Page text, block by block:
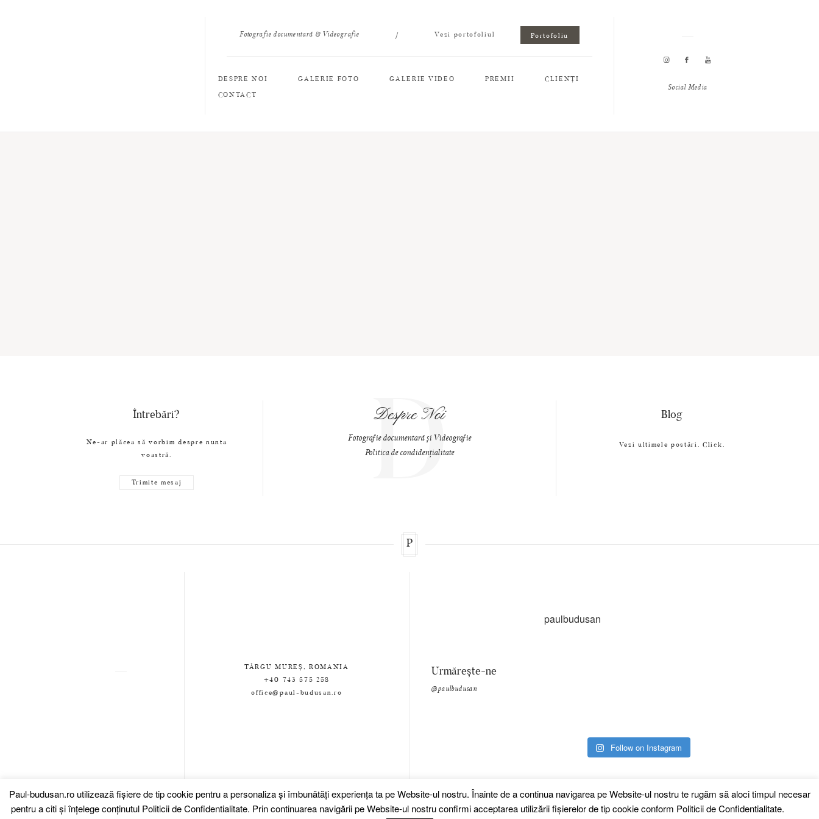
Fotografie documentară & Videografie / Vezi portofoliul Portofoliu
DESPRE NOI GALERIE FOTO GALERIE VIDEO PREMII CLIENȚI
CONTACT
Social Media
Întrebări?
Ne-ar plăcea să vorbim despre nunta
voastră.
Trimite mesaj
Despre Noi
D
Fotografie documentară și Videografie
Politica de condidențialitate
Blog
Vezi ultimele postări. Click.
P
TÂRGU MUREȘ, ROMANIA
+40 743 575 258
office@paul-budusan.ro
Urmărește-ne
@paulbudusan
paulbudusan
Follow on Instagram
Paul-budusan.ro utilizează fişiere de tip cookie pentru a personaliza și îmbunătăți experiența ta pe Website-ul nostru. Înainte de a continua navigarea pe Website-ul nostru te rugăm să aloci timpul necesar
pentru a citi și înțelege conținutul Politicii de Confidentialitate. Prin continuarea navigării pe Website-ul nostru confirmi acceptarea utilizării fişierelor de tip cookie conform Politicii de Confidentialitate.